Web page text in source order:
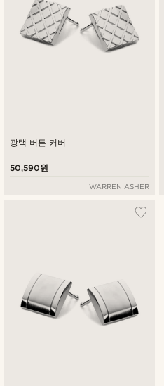
광택 버튼 커버
50,590원
WARREN ASHER